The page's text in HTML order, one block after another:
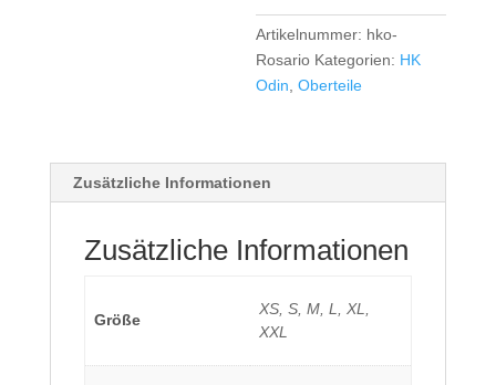
Menge
Artikelnummer: hko-
Rosario Kategorien: HK
Odin ,Oberteile
Zusätzliche Informationen
Zusätzliche Informationen
Größe
XS, S, M, L, XL,
XXL